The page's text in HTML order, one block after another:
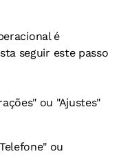
é
seguir este passo
ou "Ajustes"
ou